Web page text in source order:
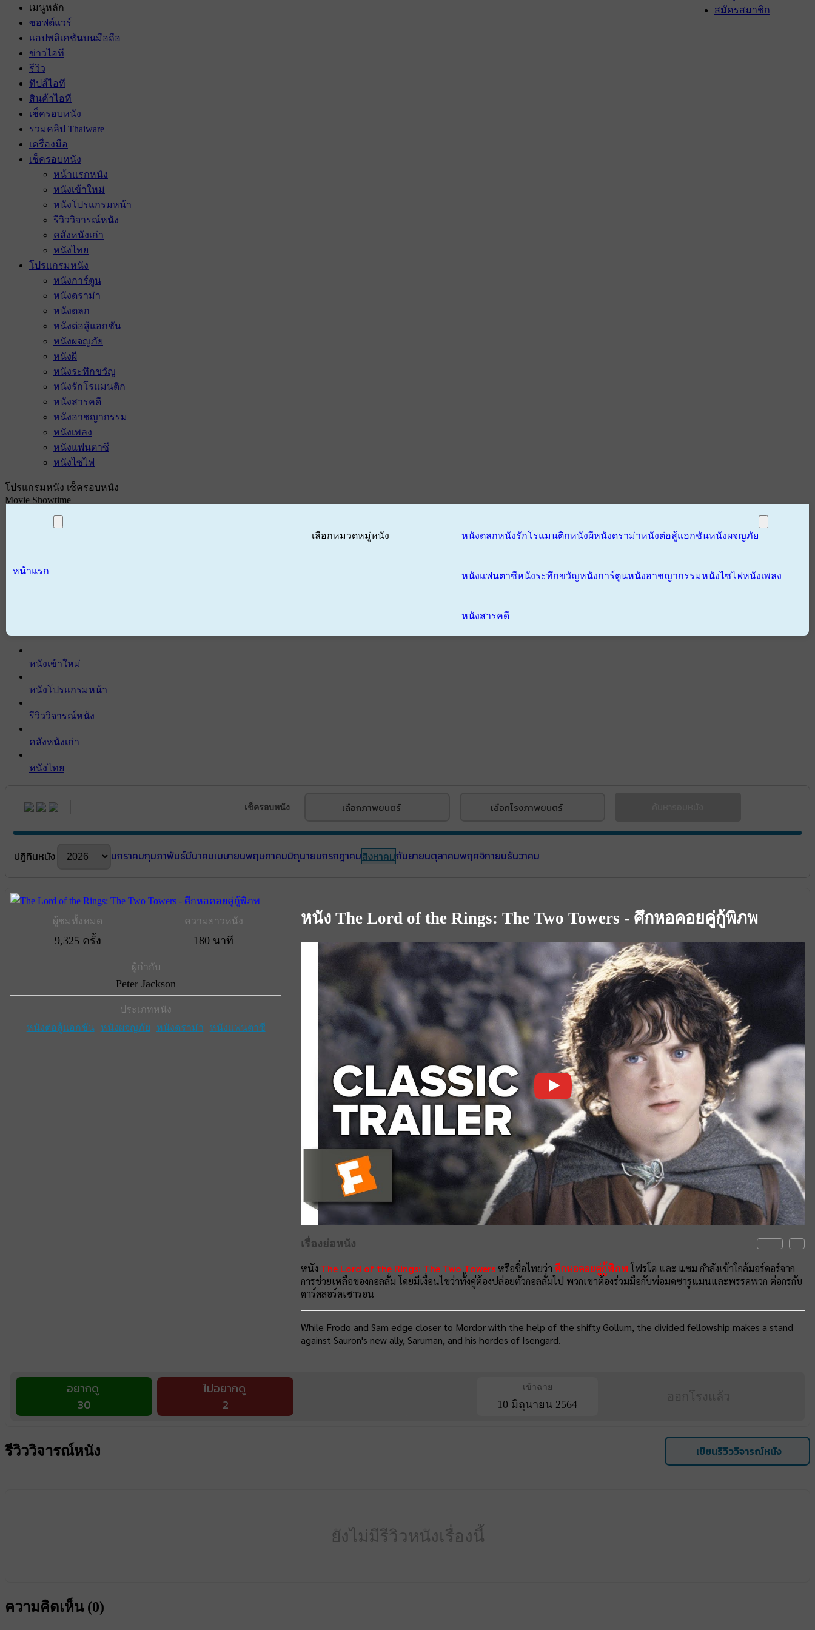
สมัครสมาชิก
เมนูหลัก
ซอฟต์แวร์
แอปพลิเคชันบนมือถือ
ข่าวไอที
รีวิว
ทิปส์ไอที
สินค้าไอที
เช็ครอบหนัง
รวมคลิป Thaiware
เครื่องมือ
เช็ครอบหนัง
หน้าแรกหนัง
หนังเข้าใหม่
หนังโปรแกรมหน้า
รีวิววิจารณ์หนัง
คลังหนังเก่า
หนังไทย
โปรแกรมหนัง
หนังการ์ตูน
หนังดราม่า
หนังตลก
หนังต่อสู้แอกชัน
หนังผจญภัย
หนังผี
หนังระทึกขวัญ
หนังรักโรแมนติก
หนังสารคดี
หนังอาชญากรรม
หนังเพลง
หนังแฟนตาซี
หนังไซไฟ
โปรแกรมหนัง เช็ครอบหนัง
Movie Showtime
หน้าแรก
เลือกหมวดหมู่หนัง หนังตลกหนังรักโรแมนติกหนังผีหนังดราม่าหนังต่อสู้แอกชันหนังผจญภัย
หนังแฟนตาซีหนังระทึกขวัญหนังการ์ตูนหนังอาชญากรรมหนังไซไฟหนังเพลง
หนังสารคดี
หนังเข้าใหม่
หนังโปรแกรมหน้า
รีวิววิจารณ์หนัง
คลังหนังเก่า
หนังไทย
เช็ครอบหนัง เลือกภาพยนตร์ เลือกโรงภาพยนตร์
ปฎิทินหนัง มกราคมกุมภาพันธ์มีนาคมเมษายนพฤษภาคมมิถุนายนกรกฎาคมสิงหาคมกันยายนตุลาคมพฤศจิกายนธันวาคม
ผู้ชมทั้งหมด
9,325 ครั้ง
ความยาวหนัง
180 นาที
ผู้กำกับ
Peter Jackson
ประเภทหนัง
หนังต่อสู้แอกชัน
หนังผจญภัย หนังดราม่า หนังแฟนตาซี
หนัง The Lord of the Rings: The Two Towers - ศึกหอคอยคู่กู้พิภพ
เรื่องย่อหนัง
หนัง The Lord of the Rings: The Two Towers หรือชื่อไทยว่า ศึกหอคอยคู่กู้พิภพ โฟรโด และ แซม กำลังเข้าใกล้มอร์ดอร์จาก
การช่วยเหลือของกอลลั่ม โดยมีเงื่อนไขว่าทั้งคู่ต้องปล่อยตัวกอลลั่มไป พวกเขาต้องร่วมมือกับพ่อมดซารูแมนและพรรคพวก ต่อกรกับ
ดาร์คลอร์ดเซารอน
While Frodo and Sam edge closer to Mordor with the help of the shifty Gollum, the divided fellowship makes a stand
against Sauron's new ally, Saruman, and his hordes of Isengard.
อยากดู
30
ไม่อยากดู
2
เข้าฉาย
10 มิถุนายน 2564
รีวิววิจารณ์หนัง เขียนรีวิววิจารณ์หนัง
ยังไม่มีรีวิวหนังเรื่องนี้
ความคิดเห็น (0)